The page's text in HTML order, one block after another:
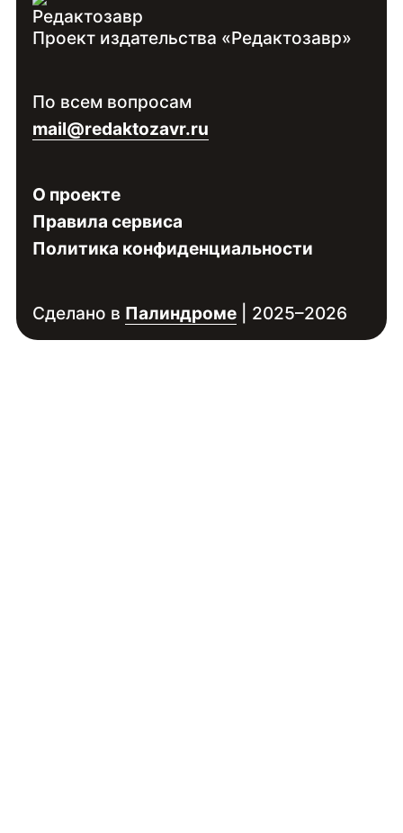
Контакты:
Войдите
специалиста
Проект издательства «Редактозавр»
По всем вопросам
mail@redaktozavr.ru
О проекте
Правила сервиса
Политика конфиденциальности
Сделано в Палиндроме| 2025–2026